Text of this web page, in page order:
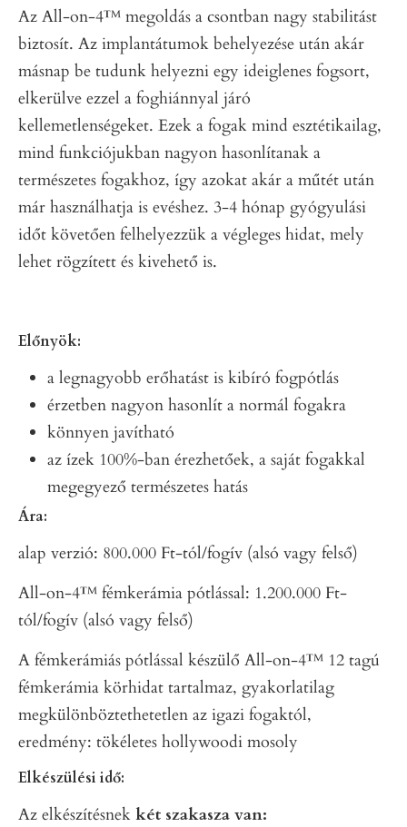
Az All-on-4™ megoldás a csontban nagy stabilitást
biztosít. Az implantátumok behelyezése után akár
másnap be tudunk helyezni egy ideiglenes fogsort,
elkerülve ezzel a foghiánnyal járó
kellemetlenségeket. Ezek a fogak mind esztétikailag,
mind funkciójukban nagyon hasonlítanak a
természetes fogakhoz, így azokat akár a műtét után
már használhatja is evéshez. 3-4 hónap gyógyulási
időt követően felhelyezzük a végleges hidat, mely
lehet rögzített és kivehető is.
Előnyök:
a legnagyobb erőhatást is kibíró fogpótlás
érzetben nagyon hasonlít a normál fogakra
könnyen javítható
az ízek 100%-ban érezhetőek, a saját fogakkal
megegyező természetes hatás
Ára:
alap verzió: 800.000 Ft-tól/fogív (alsó vagy felső)
All-on-4™ fémkerámia pótlással: 1.200.000 Ft-
tól/fogív (alsó vagy felső)
A fémkerámiás pótlással készülő All-on-4™ 12 tagú
fémkerámia körhidat tartalmaz, gyakorlatilag
megkülönböztethetetlen az igazi fogaktól,
eredmény: tökéletes hollywoodi mosoly
Elkészülési idő:
Az elkészítésnek két szakasza van: